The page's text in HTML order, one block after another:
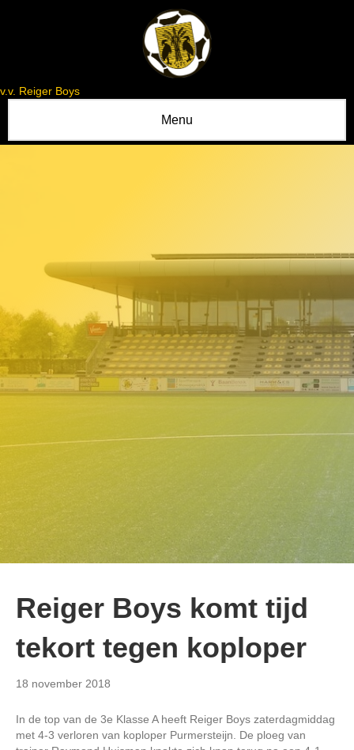
v.v. Reiger Boys
Menu
Reiger Boys komt tijd
tekort tegen koploper
18 november 2018
In de top van de 3e Klasse A heeft Reiger Boys zaterdagmiddag
met 4-3 verloren van koploper Purmersteijn. De ploeg van